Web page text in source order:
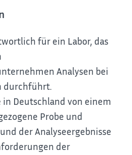
für ein Labor, das
Analysen bei
durchführt.
in Deutschland von einem
Probe und
der Analyseergebnisse
der